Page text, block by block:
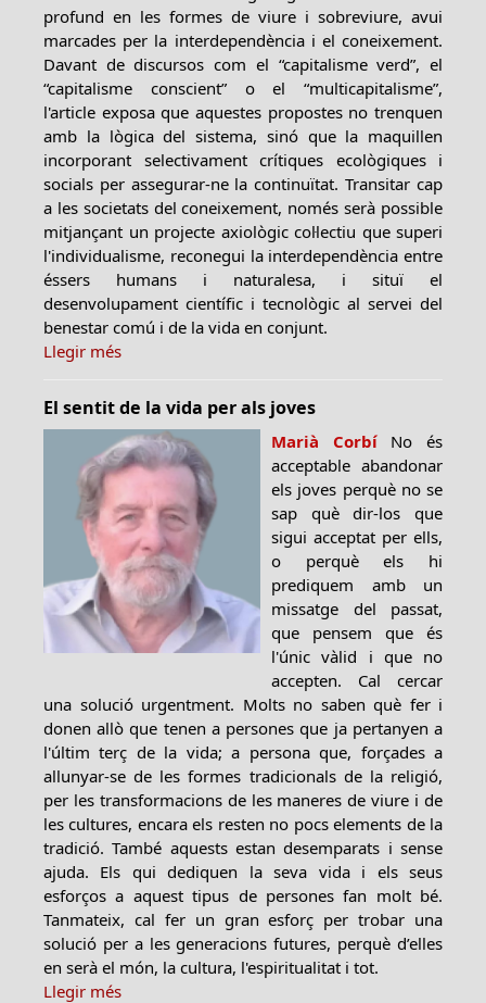
profund en les formes de viure i sobreviure, avui
marcades per la interdependència i el coneixement.
Davant de discursos com el “capitalisme verd”, el
“capitalisme conscient” o el “multicapitalisme”,
l'article exposa que aquestes propostes no trenquen
amb la lògica del sistema, sinó que la maquillen
incorporant selectivament crítiques ecològiques i
socials per assegurar-ne la continuïtat. Transitar cap
a les societats del coneixement, només serà possible
mitjançant un projecte axiològic col·lectiu que superi
l'individualisme, reconegui la interdependència entre
éssers humans i naturalesa, i situï el
desenvolupament científic i tecnològic al servei del
benestar comú i de la vida en conjunt.
Llegir més
El sentit de la vida per als joves
Marià CorbíNo és
acceptable abandonar
els joves perquè no se
sap què dir-los que
sigui acceptat per ells,
o perquè els hi
prediquem amb un
missatge del passat,
que pensem que és
l'únic vàlid i que no
accepten. Cal cercar
una solució urgentment. Molts no saben què fer i
donen allò que tenen a persones que ja pertanyen a
l'últim terç de la vida; a persona que, forçades a
allunyar-se de les formes tradicionals de la religió,
per les transformacions de les maneres de viure i de
les cultures, encara els resten no pocs elements de la
tradició. També aquests estan desemparats i sense
ajuda. Els qui dediquen la seva vida i els seus
esforços a aquest tipus de persones fan molt bé.
Tanmateix, cal fer un gran esforç per trobar una
solució per a les generacions futures, perquè d’elles
en serà el món, la cultura, l'espiritualitat i tot.
Llegir més